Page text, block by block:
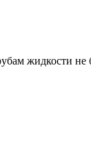
жидкости не